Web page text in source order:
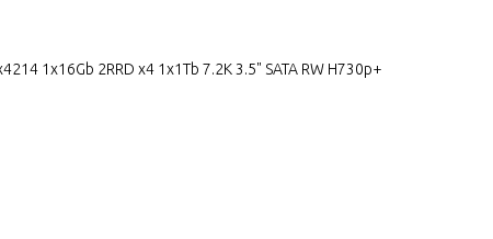
1x16Gb 2RRD x4 1x1Tb 7.2K 3.5" SATA RW H730p+